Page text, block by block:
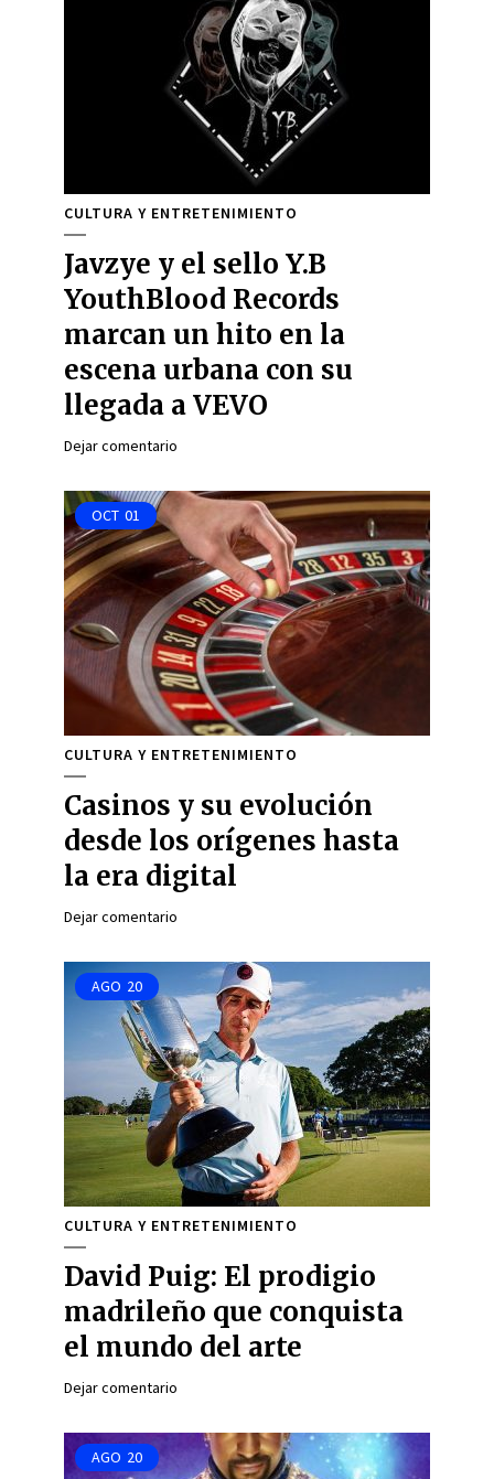
CULTURA Y ENTRETENIMIENTO
Javzye y el sello Y.B
YouthBlood Records
marcan un hito en la
escena urbana con su
llegada a VEVO
Dejar comentario
OCT 01
CULTURA Y ENTRETENIMIENTO
Casinos y su evolución
desde los orígenes hasta
la era digital
Dejar comentario
AGO 20
CULTURA Y ENTRETENIMIENTO
David Puig: El prodigio
madrileño que conquista
el mundo del arte
Dejar comentario
AGO 20